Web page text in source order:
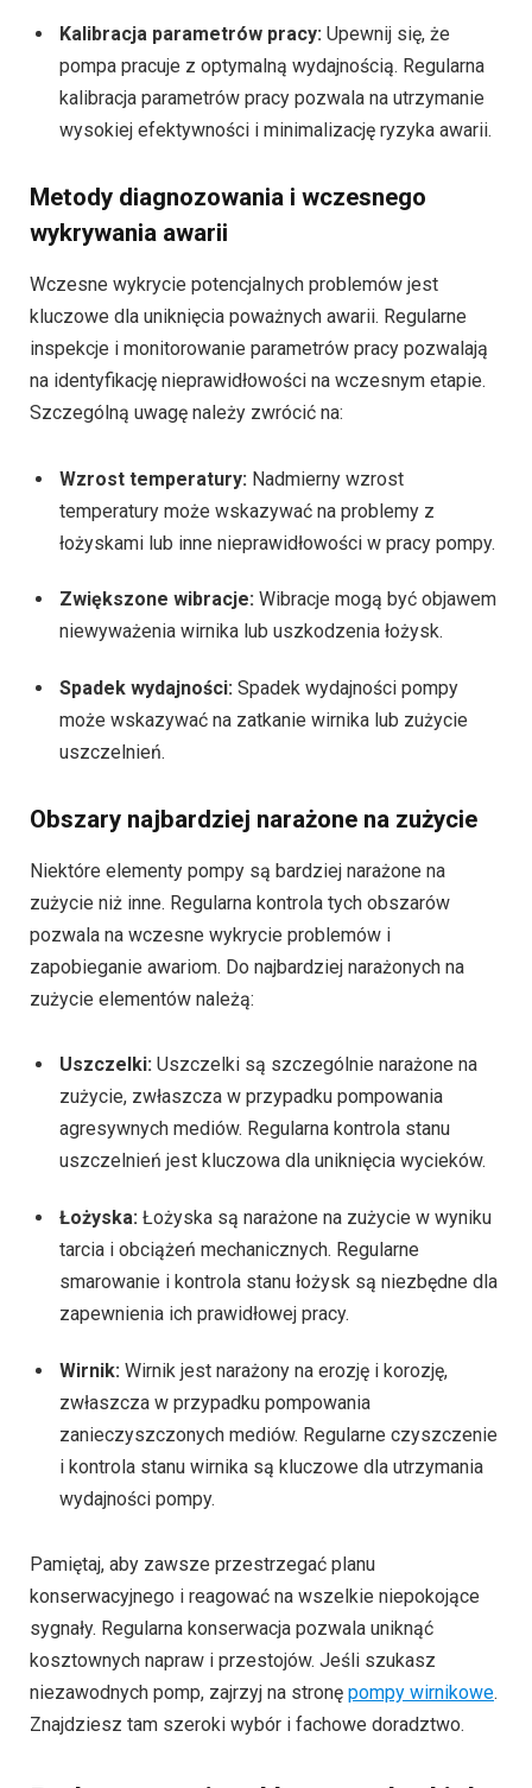
Kalibracja parametrów pracy: Upewnij się, że
pompa pracuje z optymalną wydajnością. Regularna
kalibracja parametrów pracy pozwala na utrzymanie
wysokiej efektywności i minimalizację ryzyka awarii.
Metody diagnozowania i wczesnego
wykrywania awarii
Wczesne wykrycie potencjalnych problemów jest
kluczowe dla uniknięcia poważnych awarii. Regularne
inspekcje i monitorowanie parametrów pracy pozwalają
na identyfikację nieprawidłowości na wczesnym etapie.
Szczególną uwagę należy zwrócić na:
Wzrost temperatury: Nadmierny wzrost
temperatury może wskazywać na problemy z
łożyskami lub inne nieprawidłowości w pracy pompy.
Zwiększone wibracje: Wibracje mogą być objawem
niewyważenia wirnika lub uszkodzenia łożysk.
Spadek wydajności: Spadek wydajności pompy
może wskazywać na zatkanie wirnika lub zużycie
uszczelnień.
Obszary najbardziej narażone na zużycie
Niektóre elementy pompy są bardziej narażone na
zużycie niż inne. Regularna kontrola tych obszarów
pozwala na wczesne wykrycie problemów i
zapobieganie awariom. Do najbardziej narażonych na
zużycie elementów należą:
Uszczelki: Uszczelki są szczególnie narażone na
zużycie, zwłaszcza w przypadku pompowania
agresywnych mediów. Regularna kontrola stanu
uszczelnień jest kluczowa dla uniknięcia wycieków.
Łożyska: Łożyska są narażone na zużycie w wyniku
tarcia i obciążeń mechanicznych. Regularne
smarowanie i kontrola stanu łożysk są niezbędne dla
zapewnienia ich prawidłowej pracy.
Wirnik: Wirnik jest narażony na erozję i korozję,
zwłaszcza w przypadku pompowania
zanieczyszczonych mediów. Regularne czyszczenie
i kontrola stanu wirnika są kluczowe dla utrzymania
wydajności pompy.
Pamiętaj, aby zawsze przestrzegać planu
konserwacyjnego i reagować na wszelkie niepokojące
sygnały. Regularna konserwacja pozwala uniknąć
kosztownych napraw i przestojów. Jeśli szukasz
niezawodnych pomp, zajrzyj na stronę pompy wirnikowe.
Znajdziesz tam szeroki wybór i fachowe doradztwo.